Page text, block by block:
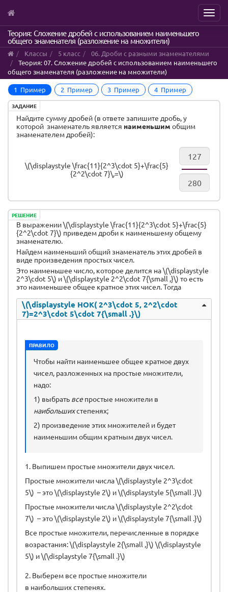
Skip
main
content
Menu
Теория: Сложение дробей с использованием наименьшего
общего знаменателя (разложение на множители)
Классы 5 класс
06. Дроби с разными знаменателями
Теория: 07. Сложение дробей с использованием наименьшего
общего знаменателя (разложение на множители)
1 Пример 2 Пример 3 Пример 4 Пример
ЗАДАНИЕ
Найдите сумму дробей (в ответе запишите дробь, у
которой знаменатель является наименьшим общим
знаменателем дробей):
\(\displaystyle \frac{11}{2^3\cdot 5}+\frac{5}
{2^2\cdot 7}\,=\)
РЕШЕНИЕ
В выражении \(\displaystyle \frac{11}{2^3\cdot 5}+\frac{5}
{2^2\cdot 7}\) приведем дроби к наименьшему общему
знаменателю.
Найдем наименьший общий знаменатель этих дробей в
виде произведения простых чисел.
Это наименьшее число, которое делится на \(\displaystyle
2^3\cdot 5\) и \(\displaystyle 2^2\cdot 7{\small ,}\) то есть
это наименьшее общее кратное этих чисел. Тогда
\(\displaystyle НОК( 2^3\cdot 5, 2^2\cdot
7)=2^3\cdot 5\cdot 7{\small .}\)
ПРАВИЛО
Чтобы найти наименьшее общее кратное двух
чисел, разложенных на простые множители,
надо:
1) выбрать всепростые множители в
наибольшихстепенях;
2) произведение этих множителей и будет
наименьшим общим кратным двух чисел.
1. Выпишем простые множители двух чисел.
Простые множители числа \(\displaystyle 2^3\cdot
5\) – это \(\displaystyle 2\) и \(\displaystyle 5{\small .}\)
Простые множители числа \(\displaystyle 2^2\cdot
7\) – это \(\displaystyle 2\) и \(\displaystyle 7{\small .}\)
Все простые множители, перечисленные в порядке
возрастания: \(\displaystyle 2{\small ,}\) \(\displaystyle
5\) и \(\displaystyle 7{\small .}\)
2. Выберем все простые множители
в наибольших степенях.